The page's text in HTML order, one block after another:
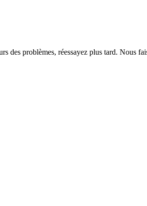
des problèmes, réessayez plus tard. Nous